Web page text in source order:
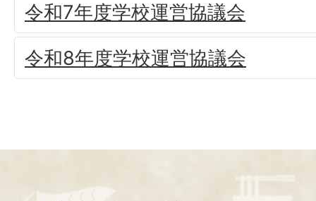
令和7年度学校運営協議会
令和8年度学校運営協議会